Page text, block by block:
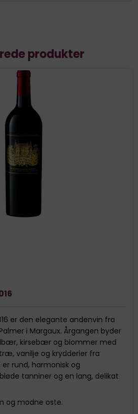
produkter
er den elegante andenvin fra
i Margaux. Årgangen byder
kirsebær og blommer med
vanilje og krydderier fra
rund, harmonisk og
tanniner og en lang, delikat
og modne oste.